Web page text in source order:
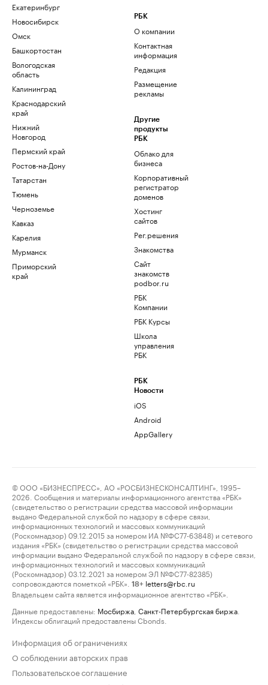
Екатеринбург
Новосибирск
Омск
Башкортостан
Вологодская
область
Калининград
Краснодарский
край
Нижний
Новгород
Пермский край
Ростов-на-Дону
Татарстан
Тюмень
Черноземье
Кавказ
Карелия
Мурманск
Приморский
край
РБК
О компании
Контактная
информация
Редакция
Размещение
рекламы
Другие
продукты
РБК
Облако для
бизнеса
Корпоративный
регистратор
доменов
Хостинг
сайтов
Рег.решения
Знакомства
Сайт
знакомств
podbor.ru
РБК
Компании
РБК Курсы
Школа
управления
РБК
РБК
Новости
iOS
Android
AppGallery
© ООО «БИЗНЕСПРЕСС», АО «РОСБИЗНЕСКОНСАЛТИНГ», 1995–
2026. Сообщения и материалы информационного агентства «РБК»
(свидетельство о регистрации средства массовой информации
выдано Федеральной службой по надзору в сфере связи,
информационных технологий и массовых коммуникаций
(Роскомнадзор) 09.12.2015 за номером ИА №ФС77-63848) и сетевого
издания «РБК» (свидетельство о регистрации средства массовой
информации выдано Федеральной службой по надзору в сфере связи,
информационных технологий и массовых коммуникаций
(Роскомнадзор) 03.12.2021 за номером ЭЛ №ФС77-82385)
сопровождаются пометкой «РБК».
18+ letters@rbc.ru
Владельцем сайта является информационное агентство «РБК».
Данные предоставлены: Мосбиржа Санкт-Петербургская биржа
Индексы облигаций предоставлены Cbonds.
Информация об ограничениях
О соблюдении авторских прав
Пользовательское соглашение